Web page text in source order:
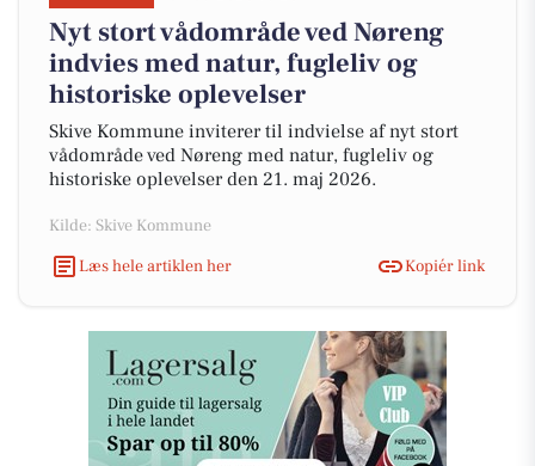
Nyt stort vådområde ved Nøreng
indvies med natur, fugleliv og
historiske oplevelser
Skive Kommune inviterer til indvielse af nyt stort
vådområde ved Nøreng med natur, fugleliv og
historiske oplevelser den 21. maj 2026.
Kilde: Skive Kommune
Læs hele artiklen her
Kopiér link